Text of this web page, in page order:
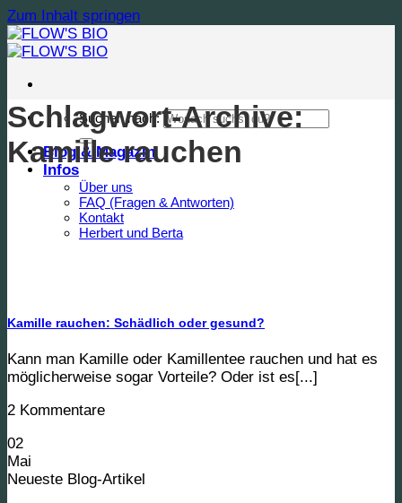
Zum Inhalt springen
Suchen nach:
Blog & Magazin
Infos
Über uns
FAQ (Fragen & Antworten)
Kontakt
Herbert und Berta
Schlagwort-Archive:
Kamille rauchen
Kamille rauchen: Schädlich oder gesund?
Kann man Kamille oder Kamillentee rauchen und hat es
möglicherweise sogar Vorteile? Oder ist es[...]
2 Kommentare
02
Mai
Neueste Blog-Artikel